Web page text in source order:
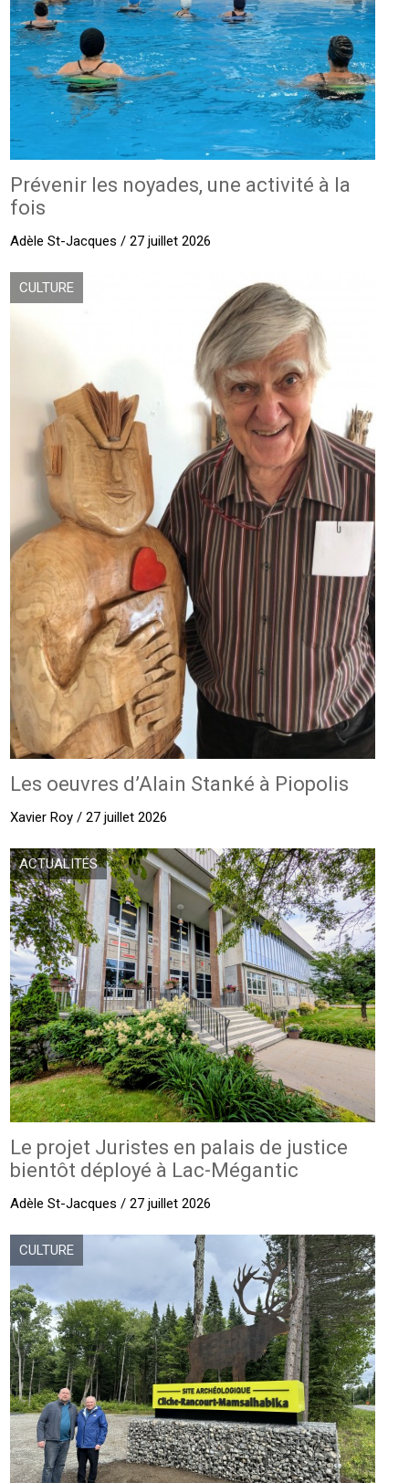
Prévenir les noyades, une activité à la
fois
Adèle St-Jacques / 27 juillet 2026
CULTURE
Les oeuvres d’Alain Stanké à Piopolis
Xavier Roy / 27 juillet 2026
ACTUALITÉS
Le projet Juristes en palais de justice
bientôt déployé à Lac-Mégantic
Adèle St-Jacques / 27 juillet 2026
CULTURE